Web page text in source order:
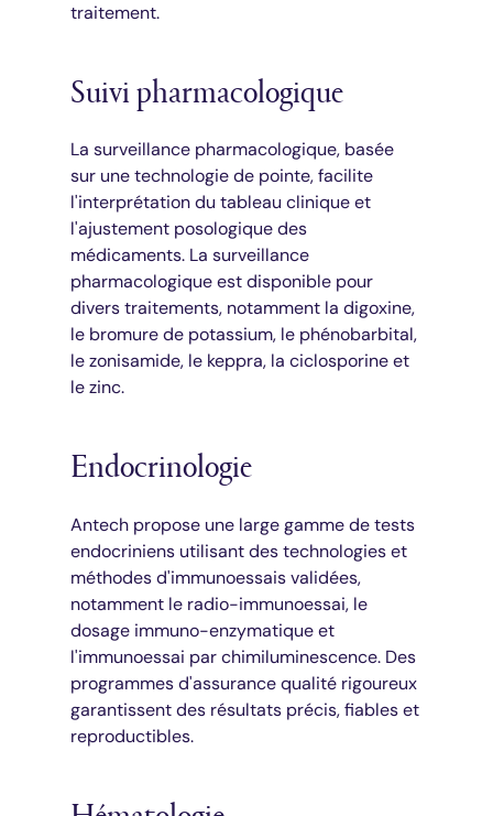
traitement.
Suivi pharmacologique
La surveillance pharmacologique, basée
sur une technologie de pointe, facilite
l'interprétation du tableau clinique et
l'ajustement posologique des
médicaments. La surveillance
pharmacologique est disponible pour
divers traitements, notamment la digoxine,
le bromure de potassium, le phénobarbital,
le zonisamide, le keppra, la ciclosporine et
le zinc.
Endocrinologie
Antech propose une large gamme de tests
endocriniens utilisant des technologies et
méthodes d'immunoessais validées,
notamment le radio-immunoessai, le
dosage immuno-enzymatique et
l'immunoessai par chimiluminescence. Des
programmes d'assurance qualité rigoureux
garantissent des résultats précis, fiables et
reproductibles.